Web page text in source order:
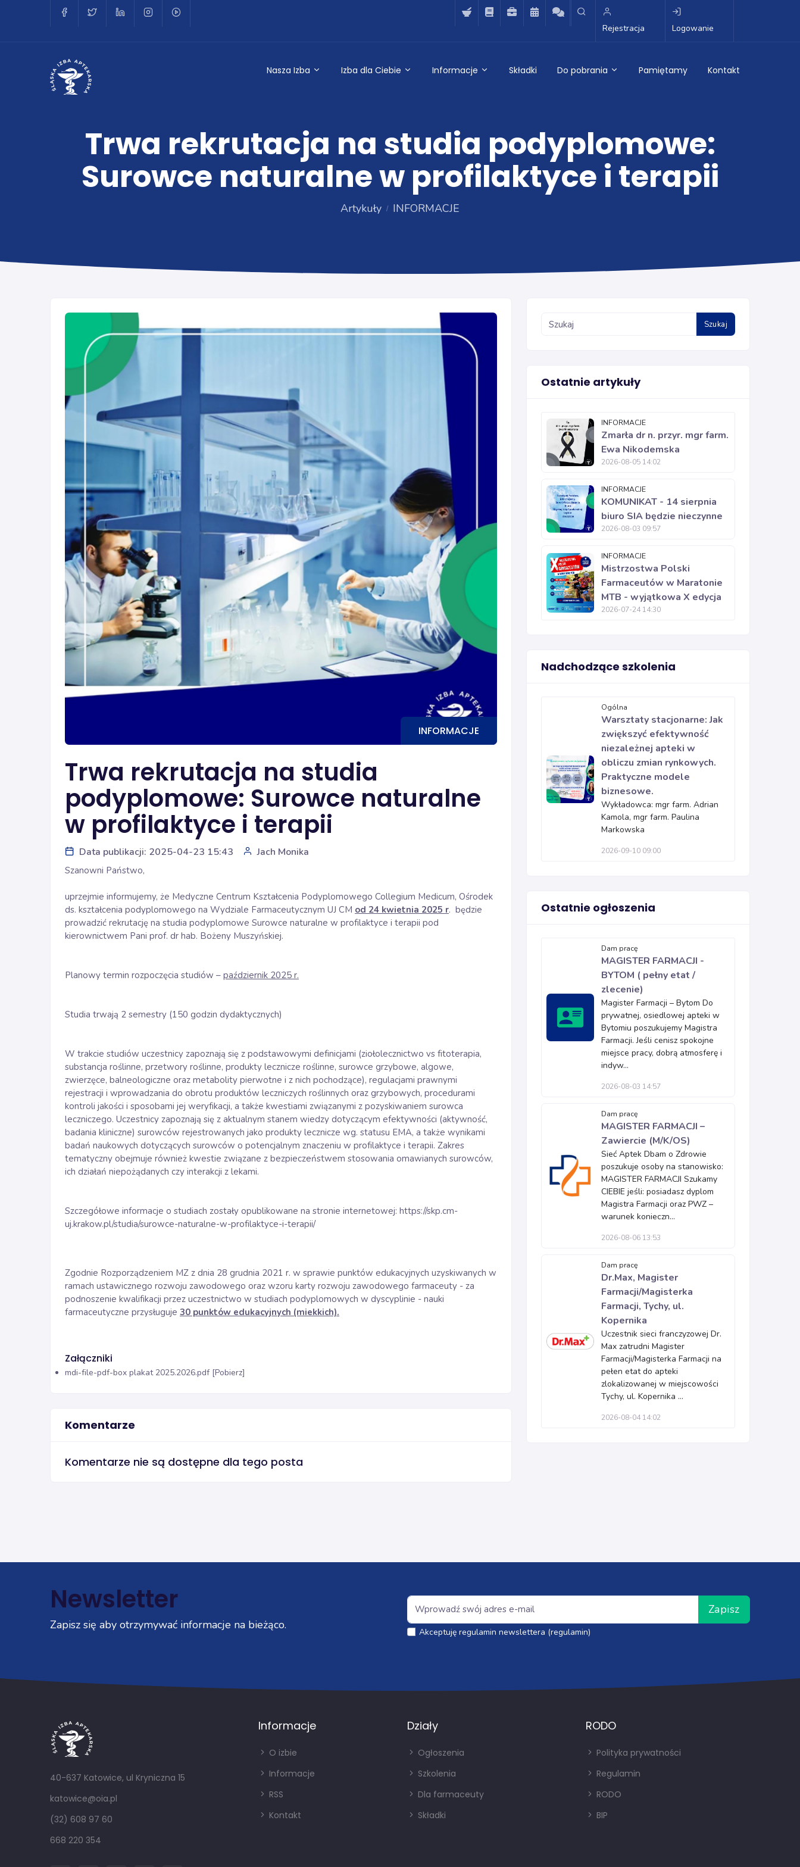
Rejestracja Logowanie
Nasza Izba Izba dla Ciebie Informacje Składki Do pobrania Pamiętamy Kontakt
Trwa rekrutacja na studia podyplomowe:
Surowce naturalne w profilaktyce i terapii
Artykuły INFORMACJE
INFORMACJE
Trwa rekrutacja na studia
podyplomowe: Surowce naturalne
w profilaktyce i terapii
Data publikacji: 2025-04-23 15:43 Jach Monika
Szanowni Państwo,
uprzejmie informujemy, że Medyczne Centrum Kształcenia Podyplomowego Collegium Medicum, Ośrodek
ds. kształcenia podyplomowego na Wydziale Farmaceutycznym UJ CM od 24 kwietnia 2025 r. będzie
prowadzić rekrutację na studia podyplomowe Surowce naturalne w profilaktyce i terapii pod
kierownictwem Pani prof. dr hab. Bożeny Muszyńskiej.
Planowy termin rozpoczęcia studiów – październik 2025 r.
Studia trwają 2 semestry (150 godzin dydaktycznych)
W trakcie studiów uczestnicy zapoznają się z podstawowymi definicjami (ziołolecznictwo vs fitoterapia,
substancja roślinne, przetwory roślinne, produkty lecznicze roślinne, surowce grzybowe, algowe,
zwierzęce, balneologiczne oraz metabolity pierwotne i z nich pochodzące), regulacjami prawnymi
rejestracji i wprowadzania do obrotu produktów leczniczych roślinnych oraz grzybowych, procedurami
kontroli jakości i sposobami jej weryfikacji, a także kwestiami związanymi z pozyskiwaniem surowca
leczniczego. Uczestnicy zapoznają się z aktualnym stanem wiedzy dotyczącym efektywności (aktywność,
badania kliniczne) surowców rejestrowanych jako produkty lecznicze wg. statusu EMA, a także wynikami
badań naukowych dotyczących surowców o potencjalnym znaczeniu w profilaktyce i terapii. Zakres
tematyczny obejmuje również kwestie związane z bezpieczeństwem stosowania omawianych surowców,
ich działań niepożądanych czy interakcji z lekami.
Szczegółowe informacje o studiach zostały opublikowane na stronie internetowej: https://skp.cm-
uj.krakow.pl/studia/surowce-naturalne-w-profilaktyce-i-terapii/
Zgodnie Rozporządzeniem MZ z dnia 28 grudnia 2021 r. w sprawie punktów edukacyjnych uzyskiwanych w
ramach ustawicznego rozwoju zawodowego oraz wzoru karty rozwoju zawodowego farmaceuty - za
podnoszenie kwalifikacji przez uczestnictwo w studiach podyplomowych w dyscyplinie - nauki
farmaceutyczne przysługuje 30 punktów edukacyjnych (miekkich).
Załączniki
mdi-file-pdf-box plakat 2025.2026.pdf [Pobierz]
Komentarze
Komentarze nie są dostępne dla tego posta
Szukaj
Ostatnie artykuły
INFORMACJE
Zmarła dr n. przyr. mgr farm.
Ewa Nikodemska
2026-08-05 14:02
INFORMACJE
KOMUNIKAT - 14 sierpnia
biuro SIA będzie nieczynne
2026-08-03 09:57
INFORMACJE
Mistrzostwa Polski
Farmaceutów w Maratonie
MTB - wyjątkowa X edycja
2026-07-24 14:30
Nadchodzące szkolenia
Ogólna
Warsztaty stacjonarne: Jak
zwiększyć efektywność
niezależnej apteki w
obliczu zmian rynkowych.
Praktyczne modele
biznesowe.
Wykładowca: mgr farm. Adrian
Kamola, mgr farm. Paulina
Markowska
2026-09-10 09:00
Ostatnie ogłoszenia
Dam pracę
MAGISTER FARMACJI -
BYTOM ( pełny etat /
zlecenie)
Magister Farmacji – Bytom Do
prywatnej, osiedlowej apteki w
Bytomiu poszukujemy Magistra
Farmacji. Jeśli cenisz spokojne
miejsce pracy, dobrą atmosferę i
indyw...
2026-08-03 14:57
Dam pracę
MAGISTER FARMACJI –
Zawiercie (M/K/OS)
Sieć Aptek Dbam o Zdrowie
poszukuje osoby na stanowisko:
MAGISTER FARMACJI Szukamy
CIEBIE jeśli: posiadasz dyplom
Magistra Farmacji oraz PWZ –
warunek konieczn...
2026-08-06 13:53
Dam pracę
Dr.Max, Magister
Farmacji/Magisterka
Farmacji, Tychy, ul.
Kopernika
Uczestnik sieci franczyzowej Dr.
Max zatrudni Magister
Farmacji/Magisterka Farmacji na
pełen etat do apteki
zlokalizowanej w miejscowości
Tychy, ul. Kopernika ...
2026-08-04 14:02
Newsletter
Zapisz się aby otrzymywać informacje na bieżąco.
Zapisz
Akceptuję regulamin newslettera (regulamin)
40-637 Katowice, ul Kryniczna 15
katowice@oia.pl
(32) 608 97 60
668 220 354
Informacje
O izbie
Informacje
RSS
Kontakt
Działy
Ogłoszenia
Szkolenia
Dla farmaceuty
Składki
RODO
Polityka prywatności
Regulamin
RODO
BIP